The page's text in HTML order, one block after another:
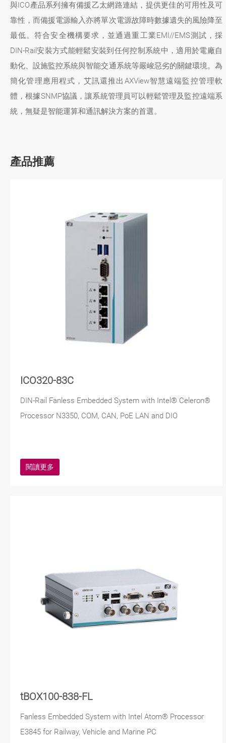
與ICO產品系列擁有備援乙太網路連結，提供更佳的可用性及可
靠性，而備援電源輸入亦將單次電源故障時數據遺失的風險降至
最低。符合安全機構要求，並通過重工業EMI//EMS測試，採
DIN-Rail安裝方式能輕鬆安裝到任何控制系統中，適用於電廠自
動化、設施監控系統與智能交通系統等嚴峻惡劣的關鍵環境。為
簡化管理應用程式，艾訊還推出AXView智慧遠端監控管理軟
體，根據SNMP協議，讓系統管理員可以輕鬆管理及監控遠端系
統，無疑是智能運算和通訊解決方案的首選。
產品推薦
ICO320-83C
DIN-Rail Fanless Embedded System with Intel® Celeron®
Processor N3350, COM, CAN, PoE LAN and DIO
閱讀更多
tBOX100-838-FL
Fanless Embedded System with Intel Atom® Processor
E3845 for Railway, Vehicle and Marine PC